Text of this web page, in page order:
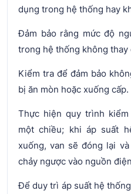
dụng trong hệ thống hay
Đảm bảo rằng mức độ
trong hệ thống không
Kiểm tra để đảm bảo
bị ăn mòn hoặc xuống cấp.
Thực hiện quy trình
một chiều; khi áp suất
xuống, van sẽ đóng lại
chảy ngược vào nguồn
Để duy trì áp suất hệ